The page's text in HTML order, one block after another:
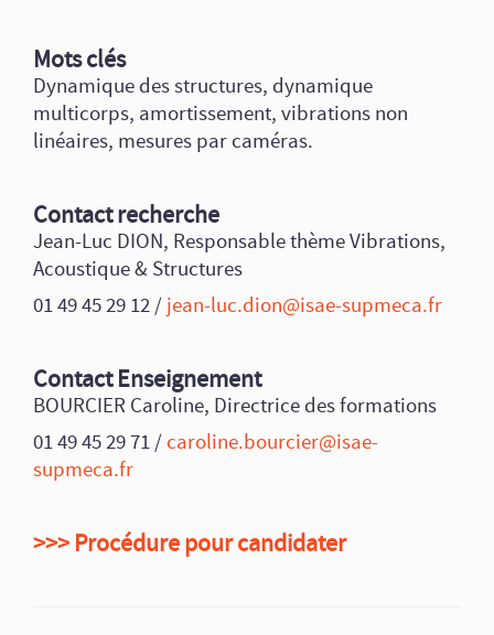
Mots clés
Dynamique des structures, dynamique
multicorps, amortissement, vibrations non
linéaires, mesures par caméras.
Contact recherche
Jean-Luc DION, Responsable thème Vibrations,
Acoustique & Structures
01 49 45 29 12 / jean-luc.dion@isae-supmeca.fr
Contact Enseignement
BOURCIER Caroline, Directrice des formations
01 49 45 29 71 / caroline.bourcier@isae-
supmeca.fr
>>> Procédure pour candidater